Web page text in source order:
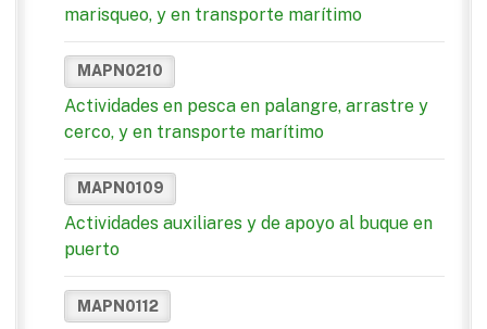
marisqueo, y en transporte marítimo
MAPN0210
Actividades en pesca en palangre, arrastre y
cerco, y en transporte marítimo
MAPN0109
Actividades auxiliares y de apoyo al buque en
puerto
MAPN0112